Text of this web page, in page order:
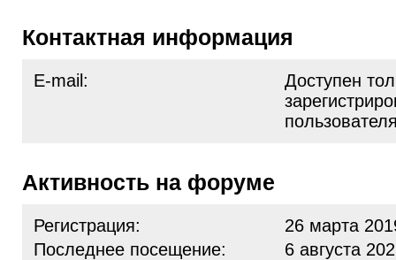
Контактная информация
E-mail:
Доступен
Активность на форуме
Регистрация:
26 марта
Последнее посещение:
6 августа